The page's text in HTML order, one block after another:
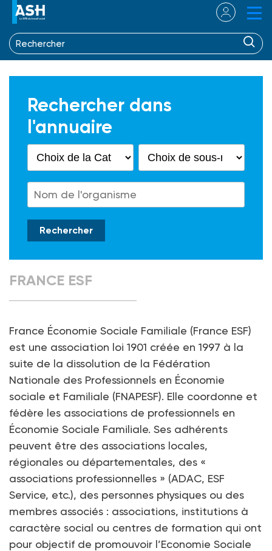
Rechercher dans
l'annuaire
FRANCE ESF
France Économie Sociale Familiale (France ESF)
est une association loi 1901 créée en 1997 à la
suite de la dissolution de la Fédération
Nationale des Professionnels en Économie
sociale et Familiale (FNAPESF). Elle coordonne et
fédère les associations de professionnels en
Économie Sociale Familiale. Ses adhérents
peuvent être des associations locales,
régionales ou départementales, des «
associations professionnelles » (ADAC, ESF
Service, etc.), des personnes physiques ou des
membres associés : associations, institutions à
caractère social ou centres de formation qui ont
pour objectif de promouvoir l’Economie Sociale